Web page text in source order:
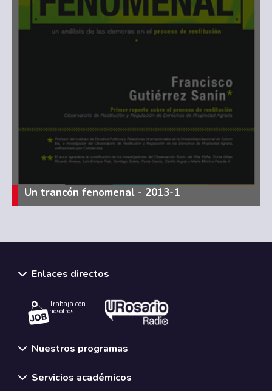
Un trancón fenomenal - 2013-1
Enlaces directos
Trabaja con
nosotros.
Nuestros programas
Servicios académicos